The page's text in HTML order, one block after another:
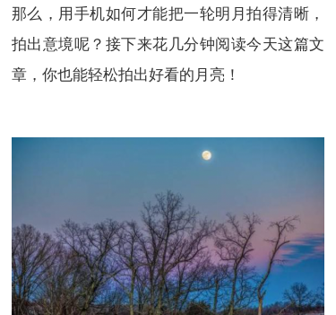
那么，用手机如何才能把一轮明月拍得清晰，
拍出意境呢？接下来花几分钟阅读今天这篇文
章，你也能轻松拍出好看的月亮！